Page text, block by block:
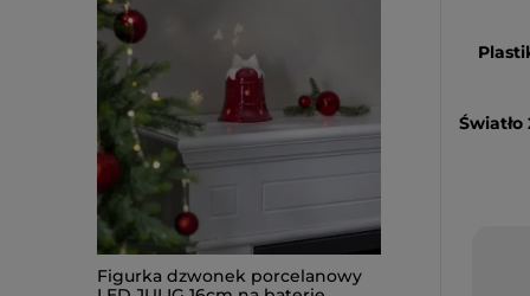
Figurka dzwonek porcelanowy
Światło